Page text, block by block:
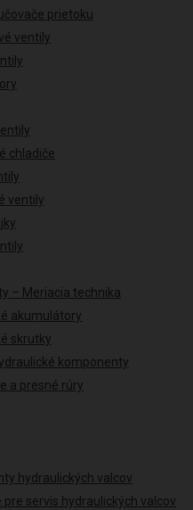
prietoku
ventily
chladiče
ventily
– Meriacia technika
akumulátory
skrutky
komponenty
a presné rúry
hydraulických valcov
pre servis hydraulických valcov